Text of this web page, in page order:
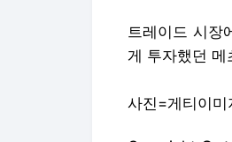
트레이드 시장
게 투자했던 메
사진=게티이미